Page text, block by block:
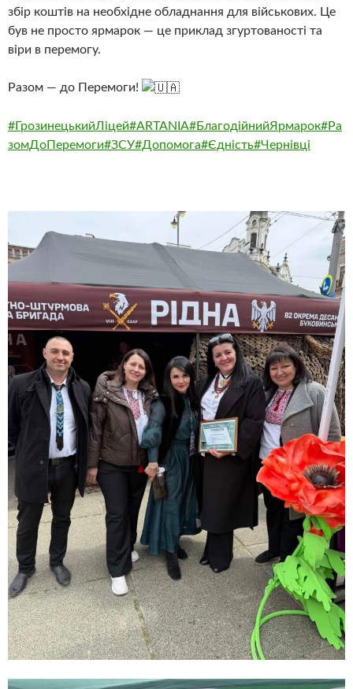
збір коштів на необхідне обладнання для військових. Це
був не просто ярмарок — це приклад згуртованості та
віри в перемогу.
Разом — до Перемоги!
#ГрозинецькийЛіцей#ARTANIA#БлагодійнийЯрмарок#Ра
зомДоПеремоги#ЗСУ#Допомога#Єдність#Чернівці